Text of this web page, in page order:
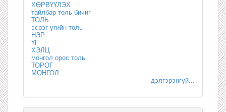
ХӨРВҮҮЛЭХ
тайлбар толь бичиг
ТОЛЬ
эсрэг үгийн толь
НЭР
ҮГ
ХЭЛЦ
монгол орос толь
ТОРОГ
МОНГОЛ
дэлгэрэнгүй...